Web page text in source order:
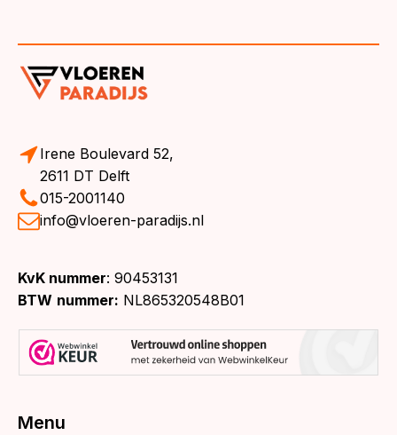
Irene Boulevard 52,
2611 DT Delft
015-2001140
info@vloeren-paradijs.nl
KvK nummer: 90453131
BTW nummer: NL865320548B01
Menu